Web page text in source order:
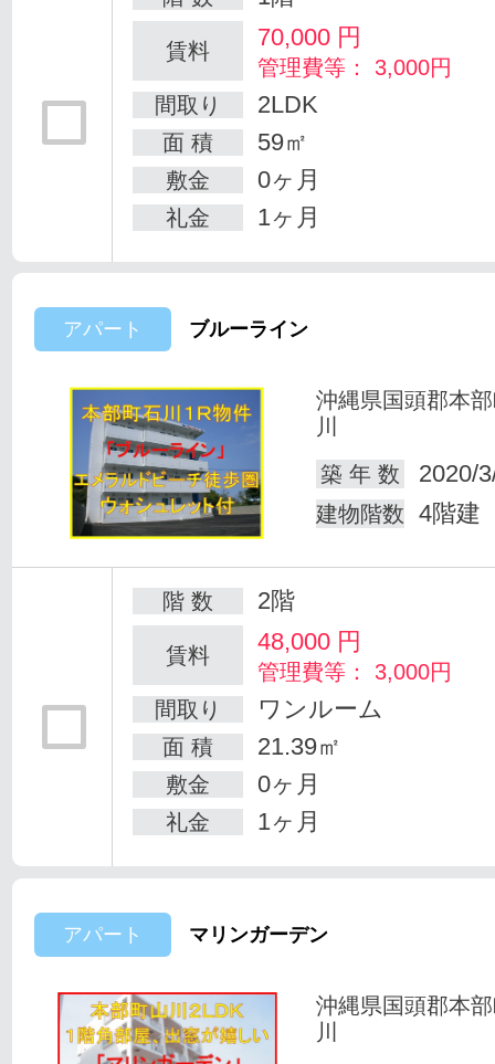
賃料 70,000 円
管理費等： 3,000円
間取り
2LDK
面 積 59㎡
敷金 0ヶ月
礼金 1ヶ月
アパート ブルーライン
沖縄県国頭郡本
川
築 年 数
2020/
建物階数 4階建
階 数 2階
賃料 48,000 円
管理費等： 3,000円
間取り
ワンルーム
面 積 21.39㎡
敷金 0ヶ月
礼金 1ヶ月
アパート マリンガーデン
沖縄県国頭郡本
川